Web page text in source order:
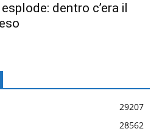
dentro c’era il
29207
28562